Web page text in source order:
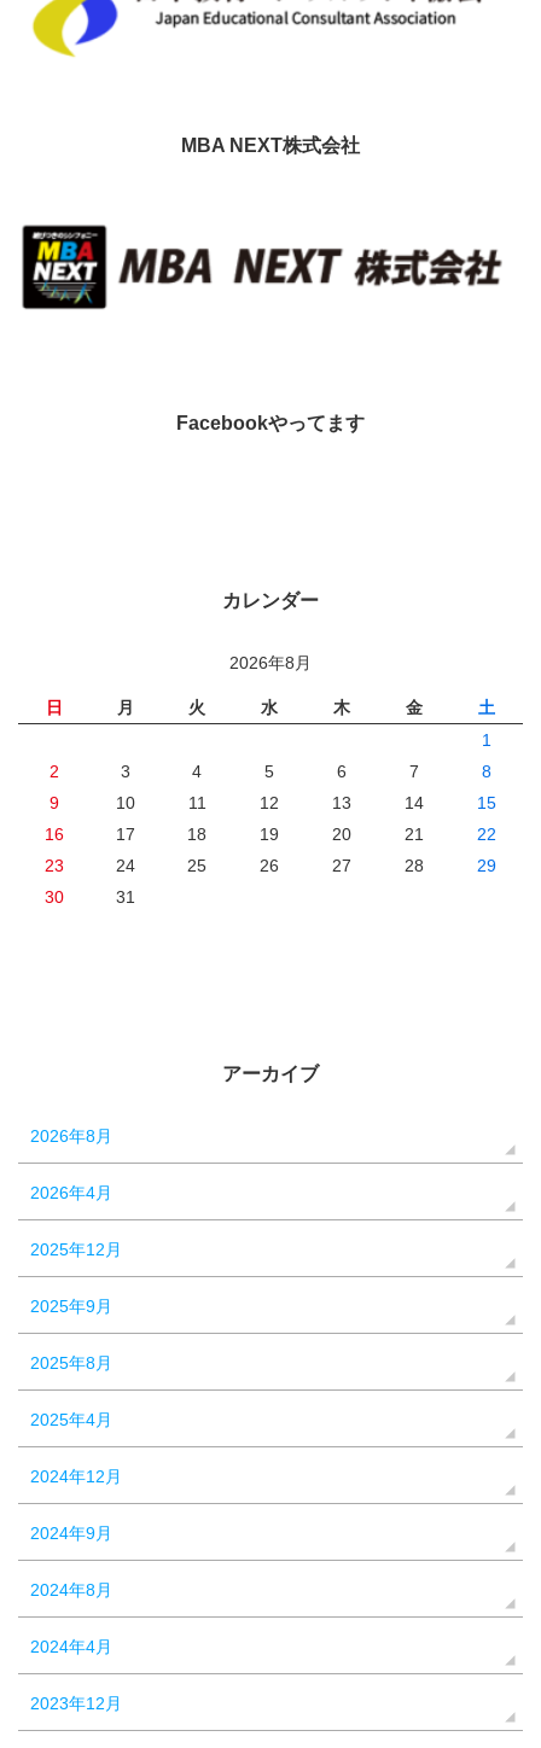
MBA NEXT株式会社
Facebookやってます
カレンダー
2026年8月
日 月 火 水 木 金
土
1
2
3 4 5 6 7
8
9
10 11 12 13 14
15
16
17 18 19 20 21
22
23
24 25 26 27 28
29
30
31
アーカイブ
2026年8月
2026年4月
2025年12月
2025年9月
2025年8月
2025年4月
2024年12月
2024年9月
2024年8月
2024年4月
2023年12月